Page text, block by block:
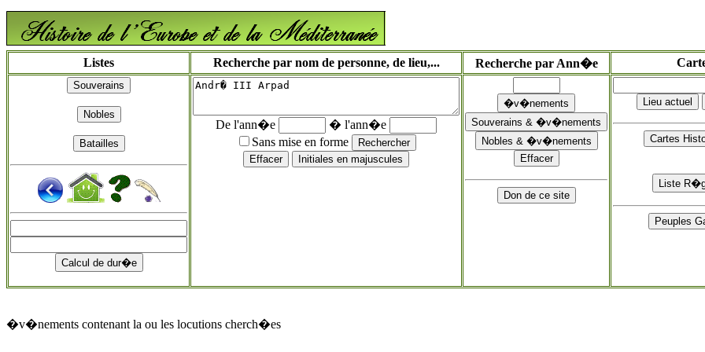
Listes Recherche par nom de personne, de lieu,... Recherche par Ann�e
De l'ann�e
� l'ann�e
Sans mise en forme
�v�nements contenant la ou les locutions cherch�es